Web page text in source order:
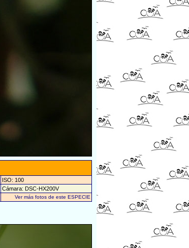
ISO: 100
Cámara: DSC-HX200V
Ver más fotos de este ESPECIE